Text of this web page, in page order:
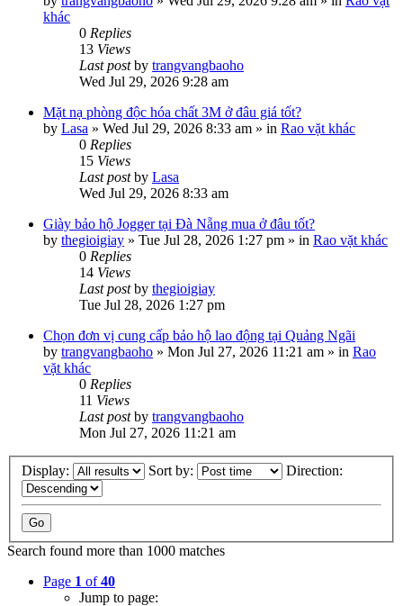
khác
0 Replies
13 Views
Last postby trangvangbaoho
Wed Jul 29, 2026 9:28 am
Mặt nạ phòng độc hóa chất 3M ở đâu giá tốt?
by Lasa » Wed Jul 29, 2026 8:33 am » in Rao vặt khác
0 Replies
15 Views
Last postby Lasa
Wed Jul 29, 2026 8:33 am
Giày bảo hộ Jogger tại Đà Nẵng mua ở đâu tốt?
by thegioigiay » Tue Jul 28, 2026 1:27 pm » in Rao vặt khác
0 Replies
14 Views
Last postby thegioigiay
Tue Jul 28, 2026 1:27 pm
Chọn đơn vị cung cấp bảo hộ lao động tại Quảng Ngãi
by trangvangbaoho » Mon Jul 27, 2026 11:21 am » in Rao
vặt khác
0 Replies
11 Views
Last postby trangvangbaoho
Mon Jul 27, 2026 11:21 am
Display: Sort by: Direction:
Search found more than 1000 matches
Page 1 of40
Jump to page: